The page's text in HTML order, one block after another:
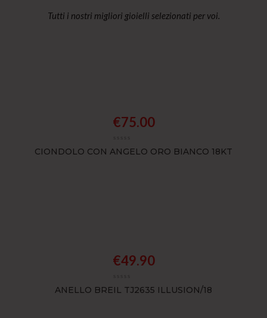
Tutti i nostri migliori gioielli selezionati per voi.
CIONDOLO CON ANGELO ORO BIANCO 18KT
€75.00
ANELLO BREIL TJ2635 ILLUSION/18
€49.90